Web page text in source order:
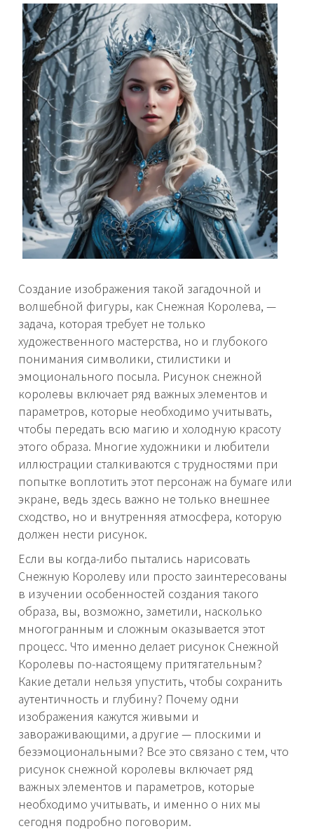
Создание изображения такой загадочной и
волшебной фигуры, как Снежная Королева, —
задача, которая требует не только
художественного мастерства, но и глубокого
понимания символики, стилистики и
эмоционального посыла. Рисунок снежной
королевы включает ряд важных элементов и
параметров, которые необходимо учитывать,
чтобы передать всю магию и холодную красоту
этого образа. Многие художники и любители
иллюстрации сталкиваются с трудностями при
попытке воплотить этот персонаж на бумаге или
экране, ведь здесь важно не только внешнее
сходство, но и внутренняя атмосфера, которую
должен нести рисунок.
Если вы когда-либо пытались нарисовать
Снежную Королеву или просто заинтересованы
в изучении особенностей создания такого
образа, вы, возможно, заметили, насколько
многогранным и сложным оказывается этот
процесс. Что именно делает рисунок Снежной
Королевы по-настоящему притягательным?
Какие детали нельзя упустить, чтобы сохранить
аутентичность и глубину? Почему одни
изображения кажутся живыми и
завораживающими, а другие — плоскими и
безэмоциональными? Все это связано с тем, что
рисунок снежной королевы включает ряд
важных элементов и параметров, которые
необходимо учитывать, и именно о них мы
сегодня подробно поговорим.